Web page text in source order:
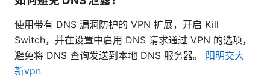
使用带有 DNS 漏洞防护的 VPN 扩展，开启 Kill
Switch，并在设置中启用 DNS 请求通过 VPN 的选项，
避免将 DNS 查询发送到本地 DNS 服务器。 阳明交大
新vpn